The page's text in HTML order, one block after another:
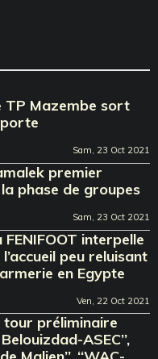
TP Mazembe sort
Sam, 23 Oct 2021
premier
phase de groupes
Sam, 23 Oct 2021
FENIFOOT interpelle
peu reluisant
en Egypte
Ven, 22 Oct 2021
tour préliminaire
ASEC’’,